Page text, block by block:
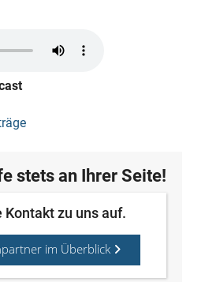
stets an Ihrer Seite!
Kontakt zu uns auf.
im Überblick